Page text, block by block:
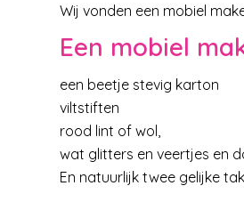
Wij vonden een mobiel
Een mobiel
een beetje stevig karton
viltstiften
rood lint of wol,
wat glitters en veertjes en
En natuurlijk twee gelijke